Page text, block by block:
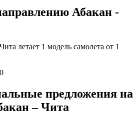
Абакан -
летает 1 модель самолета от 1
предложения на
– Чита